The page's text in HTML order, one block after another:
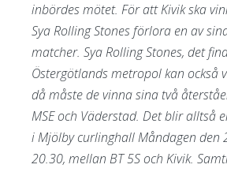
inbördes mötet. För att Kivik ska
Sya Rolling Stones förlora en av
matcher. Sya Rolling Stones, det
Östergötlands metropol kan också
då måste de vinna sina två
MSE och Väderstad. Det blir alltså
i Mjölby curlinghall Måndagen den
20.30, mellan BT 5S och Kivik.